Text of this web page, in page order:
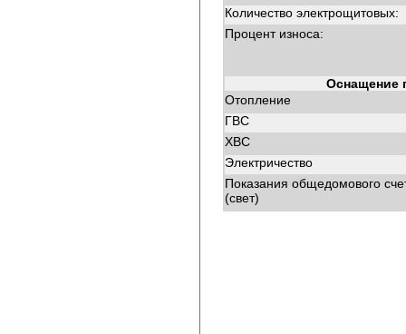
Количество электрощитовых:
Процент износа:
Оснащение
Отопление
ГВС
ХВС
Электричество
Показания общедомового
(свет)